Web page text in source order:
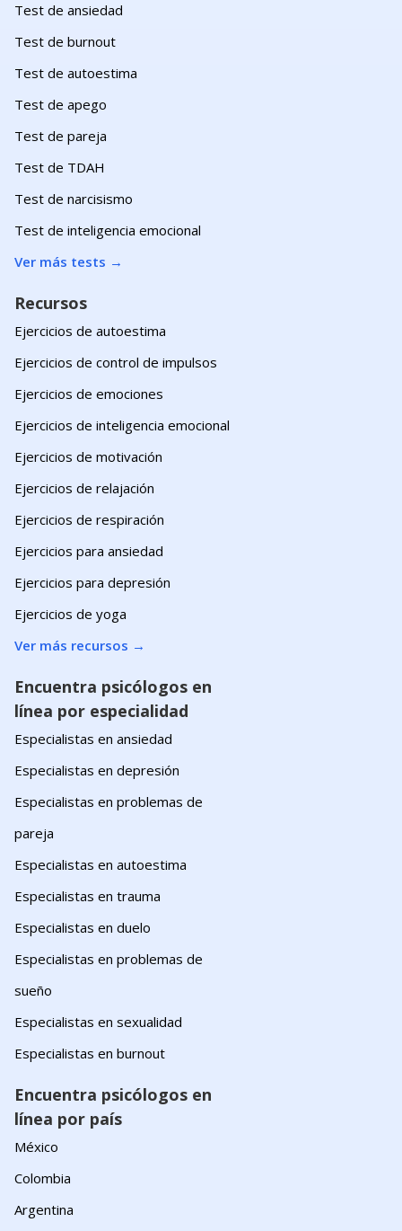
Test de ansiedad
Test de burnout
Test de autoestima
Test de apego
Test de pareja
Test de TDAH
Test de narcisismo
Test de inteligencia emocional
Ver más tests →
Recursos
Ejercicios de autoestima
Ejercicios de control de impulsos
Ejercicios de emociones
Ejercicios de inteligencia emocional
Ejercicios de motivación
Ejercicios de relajación
Ejercicios de respiración
Ejercicios para ansiedad
Ejercicios para depresión
Ejercicios de yoga
Ver más recursos →
Encuentra psicólogos en
línea por especialidad
Especialistas en ansiedad
Especialistas en depresión
Especialistas en problemas de
pareja
Especialistas en autoestima
Especialistas en trauma
Especialistas en duelo
Especialistas en problemas de
sueño
Especialistas en sexualidad
Especialistas en burnout
Encuentra psicólogos en
línea por país
México
Colombia
Argentina